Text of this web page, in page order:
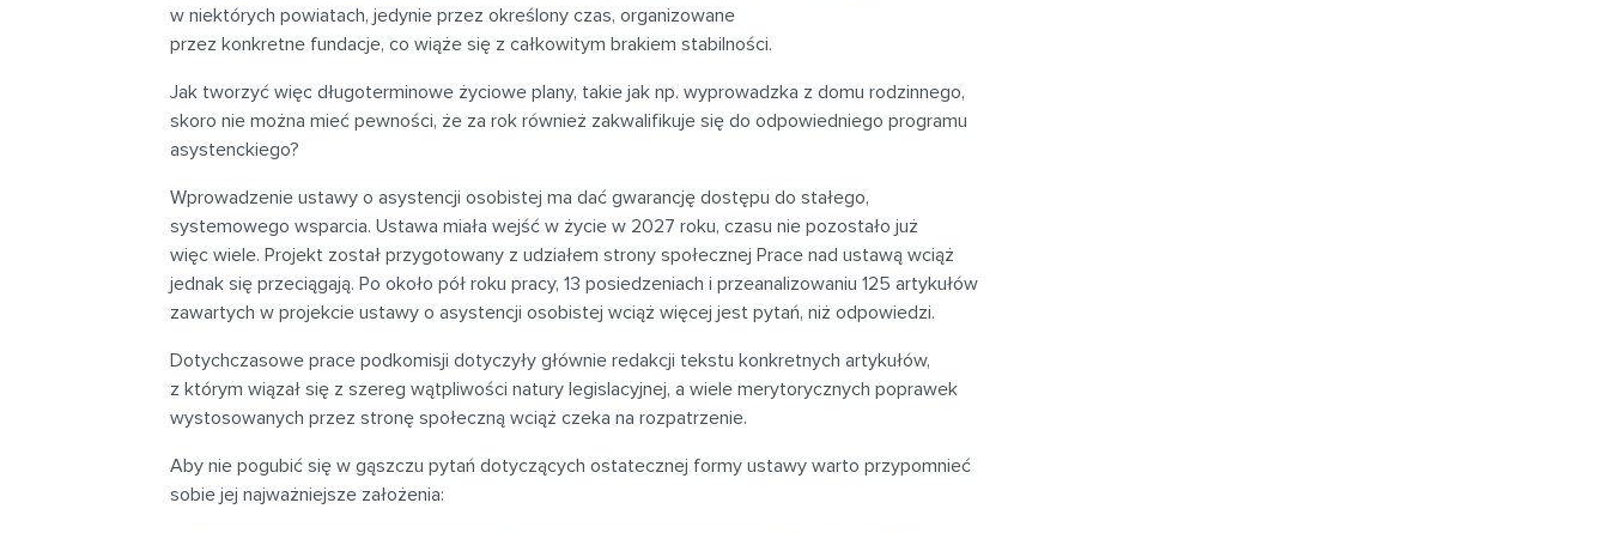
w niektórych powiatach, jedynie przez określony czas, organizowane
przez konkretne fundacje, co wiąże się z całkowitym brakiem stabilności.
Jak tworzyć więc długoterminowe życiowe plany, takie jak np. wyprowadzka z domu rodzinnego,
skoro nie można mieć pewności, że za rok również zakwalifikuje się do odpowiedniego programu
asystenckiego?
Wprowadzenie ustawy o asystencji osobistej ma dać gwarancję dostępu do stałego,
systemowego wsparcia. Ustawa miała wejść w życie w 2027 roku, czasu nie pozostało już
więc wiele. Projekt został przygotowany z udziałem strony społecznej Prace nad ustawą wciąż
jednak się przeciągają. Po około pół roku pracy, 13 posiedzeniach i przeanalizowaniu 125 artykułów
zawartych w projekcie ustawy o asystencji osobistej wciąż więcej jest pytań, niż odpowiedzi.
Dotychczasowe prace podkomisji dotyczyły głównie redakcji tekstu konkretnych artykułów,
z którym wiązał się z szereg wątpliwości natury legislacyjnej, a wiele merytorycznych poprawek
wystosowanych przez stronę społeczną wciąż czeka na rozpatrzenie.
Aby nie pogubić się w gąszczu pytań dotyczących ostatecznej formy ustawy warto przypomnieć
sobie jej najważniejsze założenia: